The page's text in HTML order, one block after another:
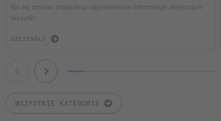
Na tej stronie znajdziesz najważniejsze informacje dotyczące
wysyłki.
SZCZEGÓŁY
WSZYSTKIE KATEGORIE